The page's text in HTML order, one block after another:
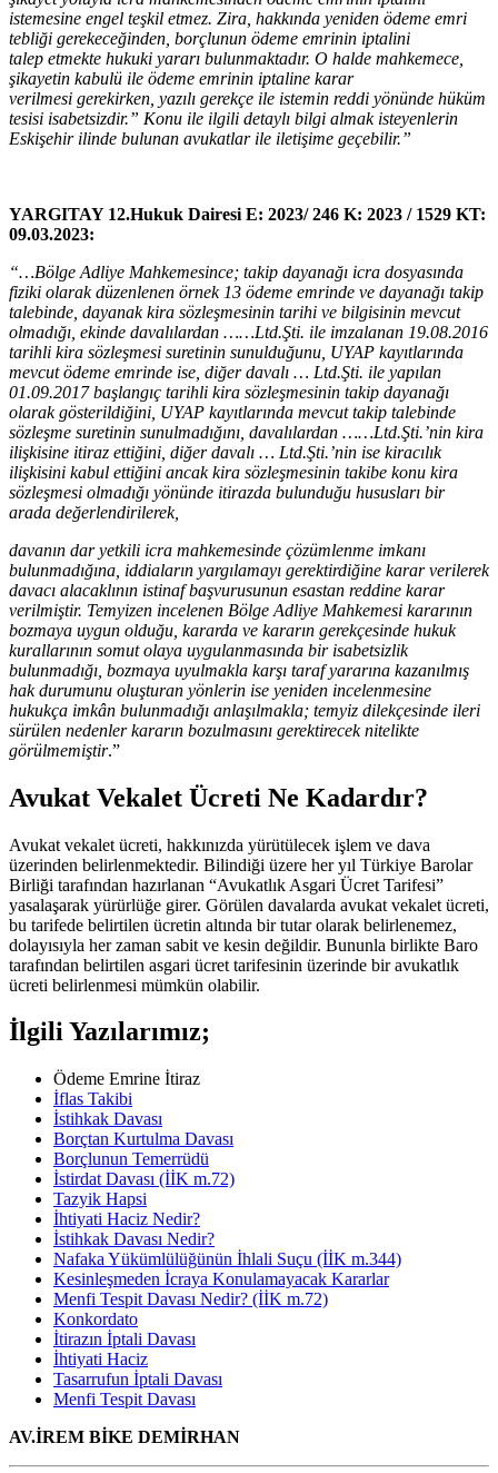
istemesine engel teşkil etmez. Zira, hakkında yeniden ödeme emri
tebliği gerekeceğinden, borçlunun ödeme emrinin iptalini
talep etmekte hukuki yararı bulunmaktadır. O halde mahkemece,
şikayetin kabulü ile ödeme emrinin iptaline karar
verilmesi gerekirken, yazılı gerekçe ile istemin reddi yönünde hüküm
tesisi isabetsizdir.” Konu ile ilgili detaylı bilgi almak isteyenlerin
Eskişehir ilinde bulunan avukatlar ile iletişime geçebilir.”
YARGITAY 12.Hukuk Dairesi E: 2023/ 246 K: 2023 / 1529 KT:
09.03.2023:
“…Bölge Adliye Mahkemesince; takip dayanağı icra dosyasında
fiziki olarak düzenlenen örnek 13 ödeme emrinde ve dayanağı takip
talebinde, dayanak kira sözleşmesinin tarihi ve bilgisinin mevcut
olmadığı, ekinde davalılardan ……Ltd.Şti. ile imzalanan 19.08.2016
tarihli kira sözleşmesi suretinin sunulduğunu, UYAP kayıtlarında
mevcut ödeme emrinde ise, diğer davalı … Ltd.Şti. ile yapılan
01.09.2017 başlangıç tarihli kira sözleşmesinin takip dayanağı
olarak gösterildiğini, UYAP kayıtlarında mevcut takip talebinde
sözleşme suretinin sunulmadığını, davalılardan ……Ltd.Şti.’nin kira
ilişkisine itiraz ettiğini, diğer davalı … Ltd.Şti.’nin ise kiracılık
ilişkisini kabul ettiğini ancak kira sözleşmesinin takibe konu kira
sözleşmesi olmadığı yönünde itirazda bulunduğu hususları bir
arada değerlendirilerek,
davanın dar yetkili icra mahkemesinde çözümlenme imkanı
bulunmadığına, iddiaların yargılamayı gerektirdiğine karar verilerek
davacı alacaklının istinaf başvurusunun esastan reddine karar
verilmiştir. Temyizen incelenen Bölge Adliye Mahkemesi kararının
bozmaya uygun olduğu, kararda ve kararın gerekçesinde hukuk
kurallarının somut olaya uygulanmasında bir isabetsizlik
bulunmadığı, bozmaya uyulmakla karşı taraf yararına kazanılmış
hak durumunu oluşturan yönlerin ise yeniden incelenmesine
hukukça imkân bulunmadığı anlaşılmakla; temyiz dilekçesinde ileri
sürülen nedenler kararın bozulmasını gerektirecek nitelikte
görülmemiştir.”
Avukat Vekalet Ücreti Ne Kadardır?
Avukat vekalet ücreti, hakkınızda yürütülecek işlem ve dava
üzerinden belirlenmektedir. Bilindiği üzere her yıl Türkiye Barolar
Birliği tarafından hazırlanan “Avukatlık Asgari Ücret Tarifesi”
yasalaşarak yürürlüğe girer. Görülen davalarda avukat vekalet ücreti,
bu tarifede belirtilen ücretin altında bir tutar olarak belirlenemez,
dolayısıyla her zaman sabit ve kesin değildir. Bununla birlikte Baro
tarafından belirtilen asgari ücret tarifesinin üzerinde bir avukatlık
ücreti belirlenmesi mümkün olabilir.
İlgili Yazılarımız;
Ödeme Emrine İtiraz
İflas Takibi
İstihkak Davası
Borçtan Kurtulma Davası
Borçlunun Temerrüdü
İstirdat Davası (İİK m.72)
Tazyik Hapsi
İhtiyati Haciz Nedir?
İstihkak Davası Nedir?
Nafaka Yükümlülüğünün İhlali Suçu (İİK m.344)
Kesinleşmeden İcraya Konulamayacak Kararlar
Menfi Tespit Davası Nedir? (İİK m.72)
Konkordato
İtirazın İptali Davası
İhtiyati Haciz
Tasarrufun İptali Davası
Menfi Tespit Davası
AV.İREM BİKE DEMİRHAN